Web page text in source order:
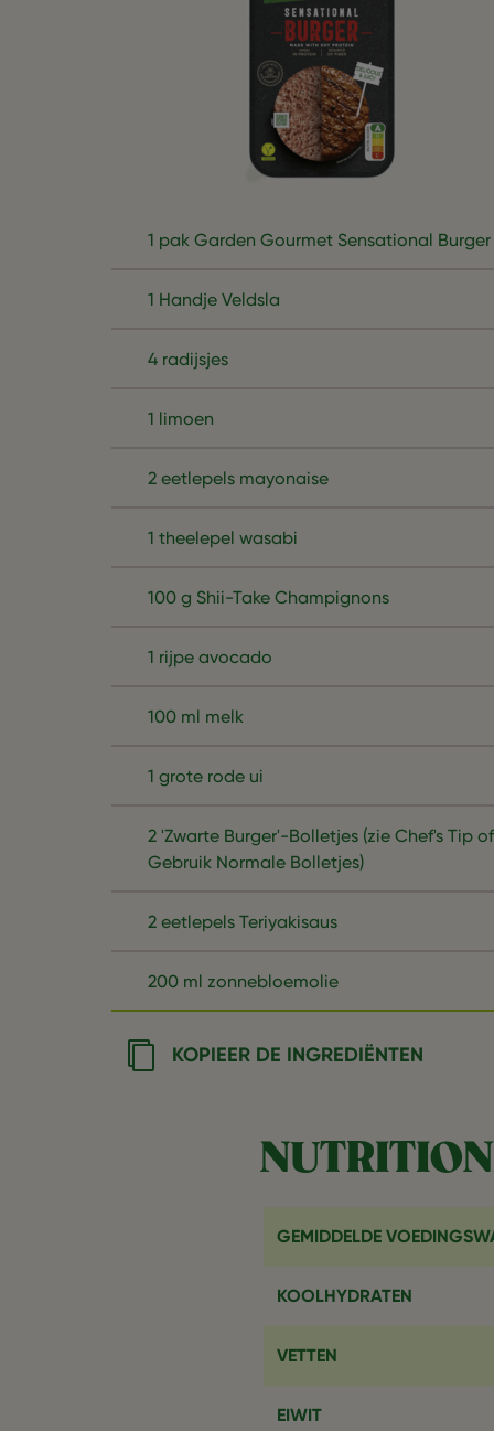
1 pak Garden Gourmet Sensational Burger
1 Handje Veldsla
4 radijsjes
1 limoen
2 eetlepels mayonaise
1 theelepel wasabi
100 g Shii-Take Champignons
1 rijpe avocado
100 ml melk
1 grote rode ui
2 'Zwarte Burger'-Bolletjes (zie Chef's Tip of
Gebruik Normale Bolletjes)
2 eetlepels Teriyakisaus
200 ml zonnebloemolie
KOPIEER DE INGREDIËNTEN
GEMIDDELDE
KOOLHYDRATEN
VETTEN
EIWIT